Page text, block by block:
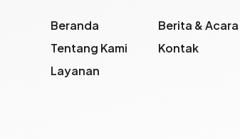
Beranda
Tentang Kami
Layanan
Berita & Acara
Kontak